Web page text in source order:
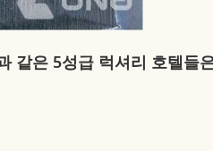
같은 5성급 럭셔리 호텔들